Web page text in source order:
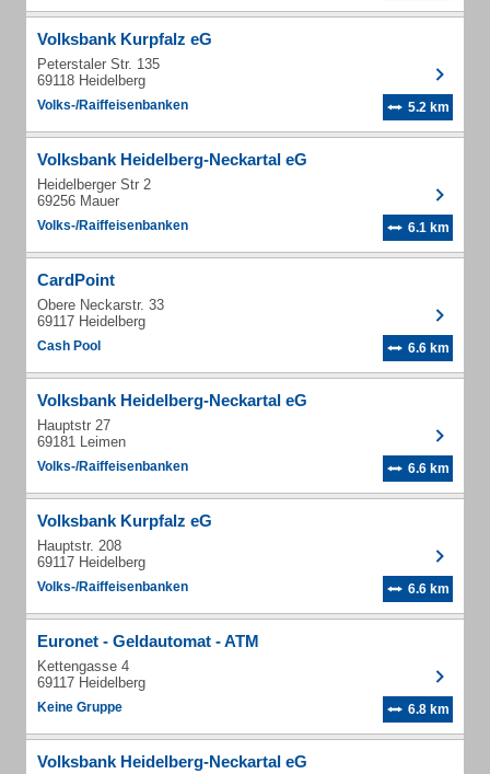
Volksbank Kurpfalz eG
Peterstaler Str. 135
69118 Heidelberg
Volks-/Raiffeisenbanken 5.2 km
Volksbank Heidelberg-Neckartal eG
Heidelberger Str 2
69256 Mauer
Volks-/Raiffeisenbanken 6.1 km
CardPoint
Obere Neckarstr. 33
69117 Heidelberg
Cash Pool 6.6 km
Volksbank Heidelberg-Neckartal eG
Hauptstr 27
69181 Leimen
Volks-/Raiffeisenbanken 6.6 km
Volksbank Kurpfalz eG
Hauptstr. 208
69117 Heidelberg
Volks-/Raiffeisenbanken 6.6 km
Euronet - Geldautomat - ATM
Kettengasse 4
69117 Heidelberg
Keine Gruppe 6.8 km
Volksbank Heidelberg-Neckartal eG